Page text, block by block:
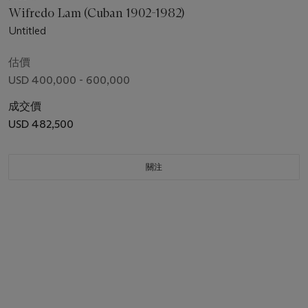
Wifredo Lam (Cuban 1902-1982)
Untitled
估價
USD 400,000 - 600,000
成交價
USD 482,500
關注